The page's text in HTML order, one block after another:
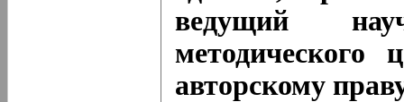
ведущий
авторскому